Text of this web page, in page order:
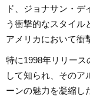
ド、ジョナサン・
う衝撃的なスタイル
アメリカにおいて衝
特に1998年リリース
して知られ、そのア
ーンの魅力を凝縮し